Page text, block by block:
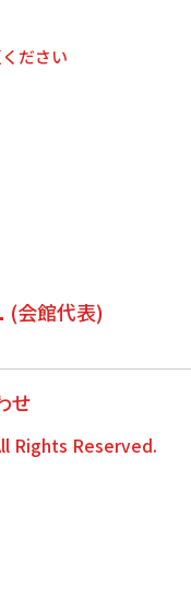
ださい
(会館代表)
せ
Rights Reserved.